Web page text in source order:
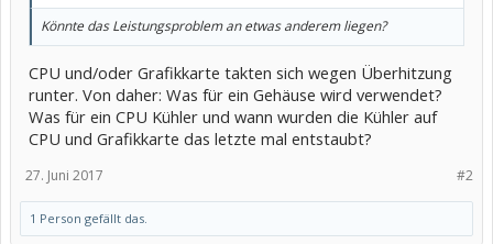
Könnte das Leistungsproblem an etwas anderem liegen?
CPU und/oder Grafikkarte takten sich wegen Überhitzung
runter. Von daher: Was für ein Gehäuse wird verwendet?
Was für ein CPU Kühler und wann wurden die Kühler auf
CPU und Grafikkarte das letzte mal entstaubt?
#2
27. Juni 2017
1 Person gefällt das.